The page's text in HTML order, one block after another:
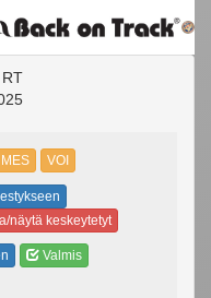
MES VOI
näytä keskeytetyt
Valmis